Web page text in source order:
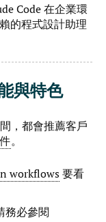
Code 在企業環
的程式設計助理
與特色
，都會推薦客戶
。
workflows要看
務必參閱